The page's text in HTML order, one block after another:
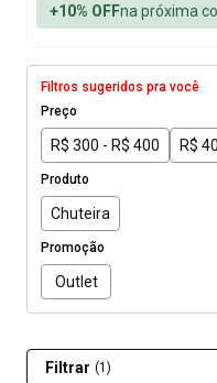
+10% OFFna próxima
Filtros sugeridos pra você
Preço
R$ 300 - R$ 400 R$
Produto
Chuteira
Promoção
Outlet
Filtrar (1)